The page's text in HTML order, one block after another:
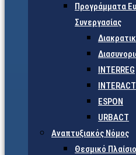
Προγράμματα
Συνεργασίας
INTERREG
INTERACT
ESPON
URBACT
Αναπτυξιακός Νόμος
Θεσμικό Πλαίσιο